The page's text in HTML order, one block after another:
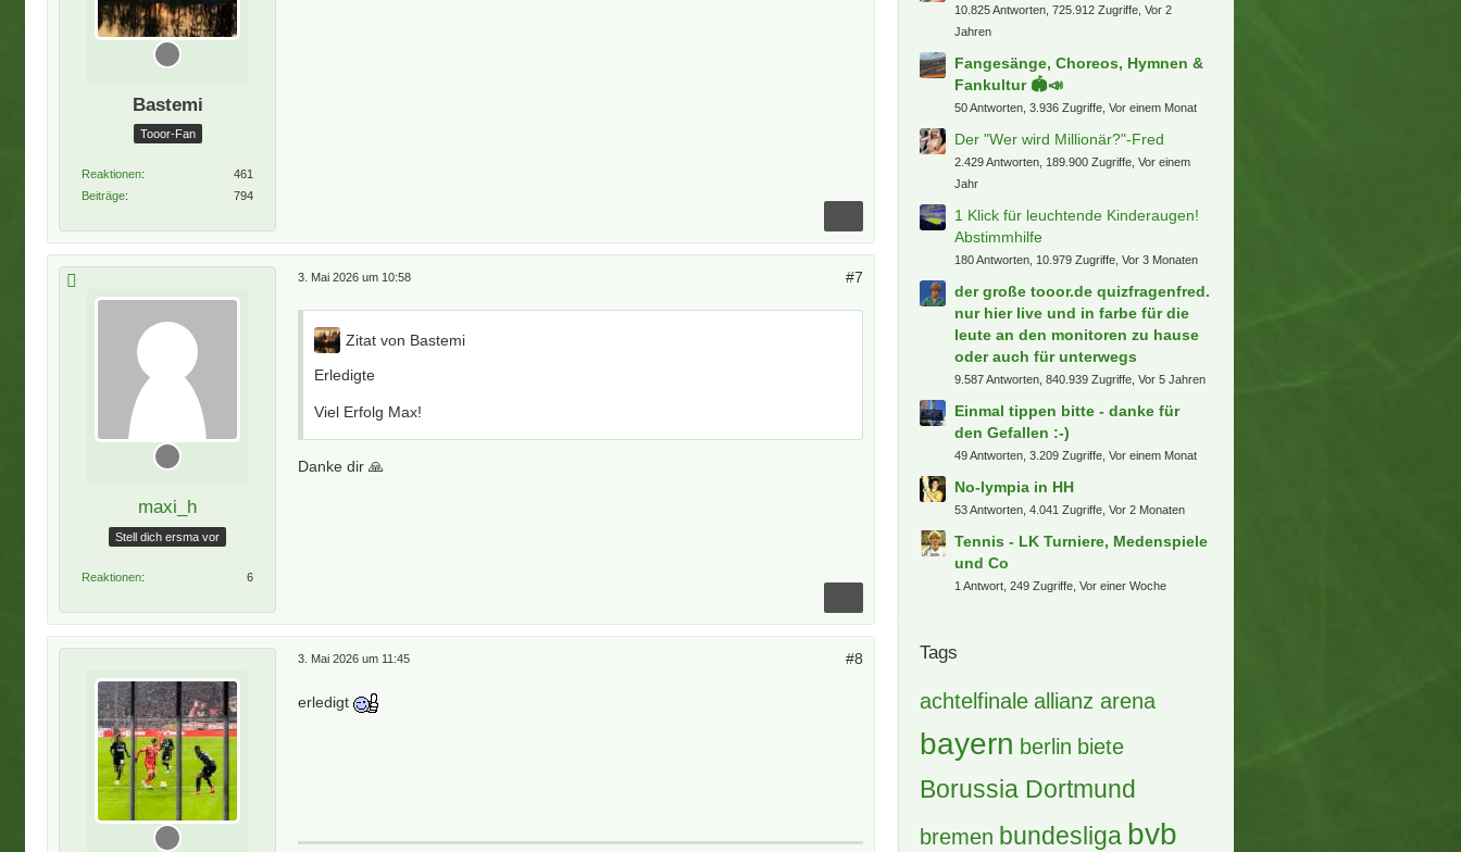
Bastemi
Tooor-Fan
Reaktionen
461
Beiträge
794
maxi_h
Stell dich ersma vor
Reaktionen 6
3. Mai 2026 um 10:58 #7
Zitat von Bastemi
Erledigte
Viel Erfolg Max!
Danke dir 🙏
3. Mai 2026 um 11:45 #8
erledigt
10.825 Antworten, 725.912 Zugriffe, Vor 2
Jahren
Fangesänge, Choreos, Hymnen &
Fankultur 🏟️📣
50 Antworten, 3.936 Zugriffe, Vor einem Monat
Der "Wer wird Millionär?"-Fred
2.429 Antworten, 189.900 Zugriffe, Vor einem
Jahr
1 Klick für leuchtende Kinderaugen!
Abstimmhilfe
180 Antworten, 10.979 Zugriffe, Vor 3 Monaten
der große tooor.de quizfragenfred.
nur hier live und in farbe für die
leute an den monitoren zu hause
oder auch für unterwegs
9.587 Antworten, 840.939 Zugriffe, Vor 5 Jahren
Einmal tippen bitte - danke für
den Gefallen :-)
49 Antworten, 3.209 Zugriffe, Vor einem Monat
No-lympia in HH
53 Antworten, 4.041 Zugriffe, Vor 2 Monaten
Tennis - LK Turniere, Medenspiele
und Co
1 Antwort, 249 Zugriffe, Vor einer Woche
Tags
achtelfinale allianz arena
bayern berlin biete
Borussia Dortmund
bremen bundesliga bvb